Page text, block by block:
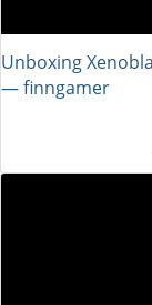
Unboxing
― finngamer